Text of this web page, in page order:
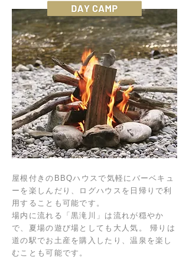
屋根付きのBBQハウスで気軽にバーベキュ
ーを楽しんだり、ログハウスを日帰りで利
用することも可能です。
場内に流れる「黒滝川」は流れが穏やか
で、夏場の遊び場としても大人気。 帰りは
道の駅でお土産を購入したり、温泉を楽し
むことも可能です。